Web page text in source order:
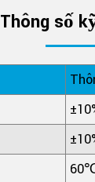
Thông số